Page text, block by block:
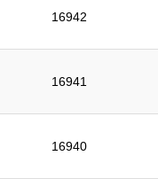
16942
16941
16940